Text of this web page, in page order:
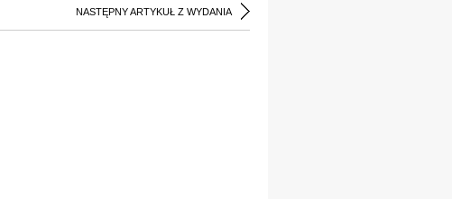
NASTĘPNY ARTYKUŁ Z WYDANIA